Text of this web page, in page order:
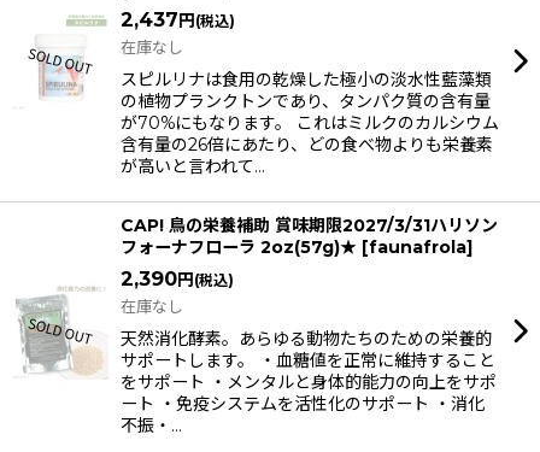
2,437円 (税込)
在庫なし
スピルリナは食用の乾燥した極小の淡水性藍藻類
の植物プランクトンであり、タンパク質の含有量
が70%にもなります。 これはミルクのカルシウム
含有量の26倍にあたり、どの食べ物よりも栄養素
が高いと言われて…
CAP! 鳥の栄養補助 賞味期限2027/3/31ハリソン
フォーナフローラ 2oz(57g)★ [faunafrola]
2,390円 (税込)
在庫なし
天然消化酵素。あらゆる動物たちのための栄養的
サポートします。 ・血糖値を正常に維持すること
をサポート ・メンタルと身体的能力の向上をサポ
ート ・免疫システムを活性化のサポート ・消化
不振・…